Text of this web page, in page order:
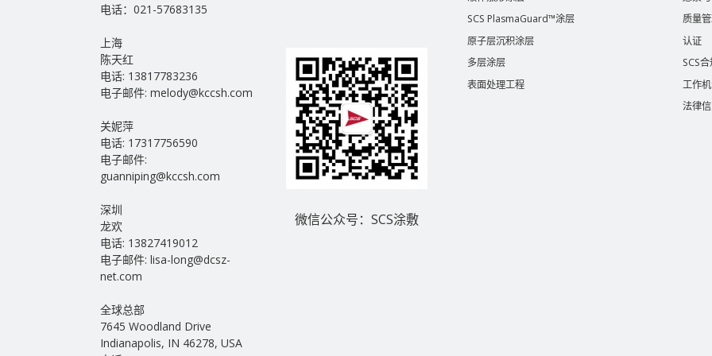
电话：021-57683135
上海
陈天红
电话: 13817783236
电子邮件: melody@kccsh.com
关妮萍
电话: 17317756590
电子邮件:
guanniping@kccsh.com
深圳
龙欢
电话: 13827419012
电子邮件: lisa-long@dcsz-
net.com
全球总部
7645 Woodland Drive
Indianapolis, IN 46278, USA
微信公众号：SCS涂敷
SCS PlasmaGuard™涂层
原子层沉积涂层
多层涂层
表面处理工程
质量
认证
SCS
工作
法律